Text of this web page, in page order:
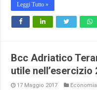
Leggi Tutto »
Bcc Adriatico
utile nell’esercizio
17 Maggio 2017 Economia